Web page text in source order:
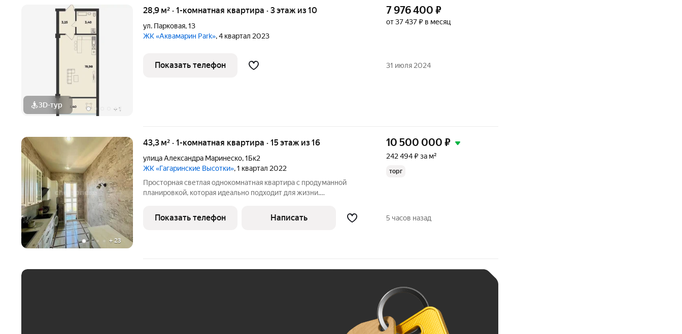
3D-тур + 1
28,9 м² · 1-комнатная квартира · 3 этаж из 10
ул. Парковая,13
ЖК «Аквамарин Park», 4 квартал 2023
7 976 400 ₽
от 37 437 ₽ в месяц
Показать телефон 31 июля 2024
+ 23
43,3 м² · 1-комнатная квартира · 15 этаж из 16
улица Александра Маринеско,1Бк2
ЖК «Гагаринские Высотки», 1 квартал 2022
Просторная светлая однокомнатная квартира с продуманной
планировкой, которая идеально подходит для жизни.
минута пешком, магазины, супермаркеты 3 минут пешком. Школы,
детские сады в 3 минутной
10 500 000 ₽
242 494 ₽ за м²
торг
Показать телефон Написать 5 часов назад